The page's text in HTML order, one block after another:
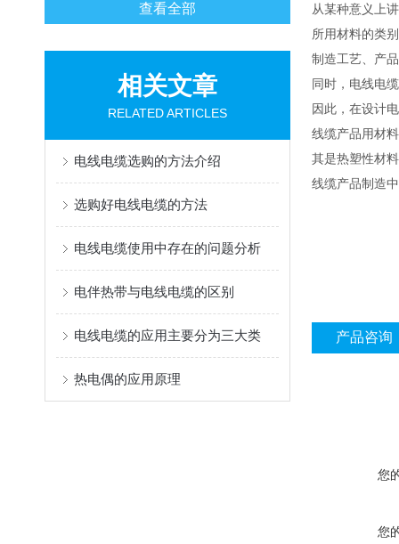
查看全部
相关文章
RELATED ARTICLES
电线电缆选购的方法介绍
选购好电线电缆的方法
电线电缆使用中存在的问题分析
电伴热带与电线电缆的区别
电线电缆的应用主要分为三大类
热电偶的应用原理
从某种意义上
所用材料的类
制造工艺、产
同时，电线电
因此，在设计
线缆产品用材
其是热塑性材
线缆产品制造
产品咨询
您
您